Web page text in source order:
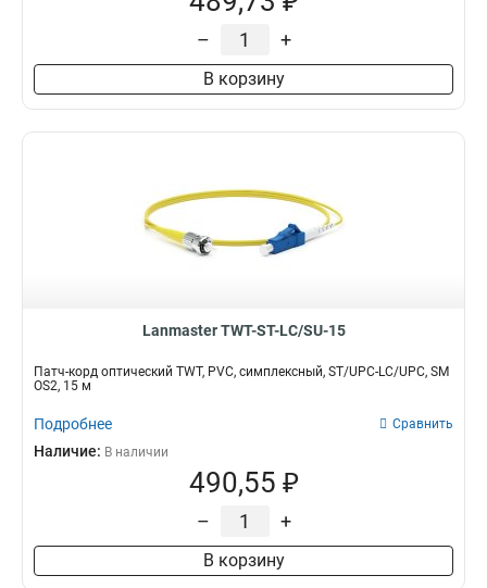
– +
В корзину
Lanmaster TWT-ST-LC/SU-15
Патч-корд оптический TWT, PVC, симплексный, ST/UPC-LC/UPC, SM
OS2, 15 м
Подробнее Сравнить
Наличие: В наличии
490,55 ₽
– +
В корзину